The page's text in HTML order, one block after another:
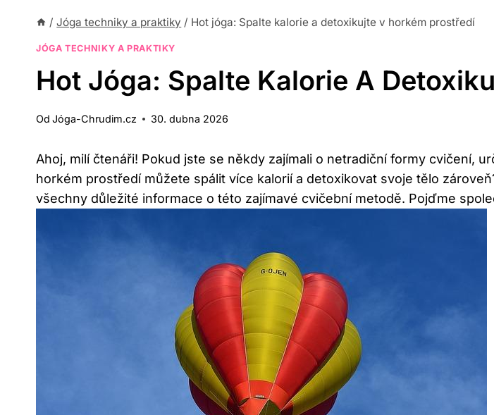
/ Jóga techniky a praktiky / Hot jóga: Spalte kalorie a detoxikujte v horkém prostředí
JÓGA TECHNIKY A PRAKTIKY
Hot Jóga: Spalte Kalorie A
Od Jóga-Chrudim.cz 30. dubna 2026
Ahoj, milí čtenáři! Pokud jste se někdy zajímali o netradiční formy cvičení,
horkém prostředí můžete spálit více kalorií a detoxikovat svoje tělo
všechny důležité informace o této zajímavé cvičební metodě. Pojďme